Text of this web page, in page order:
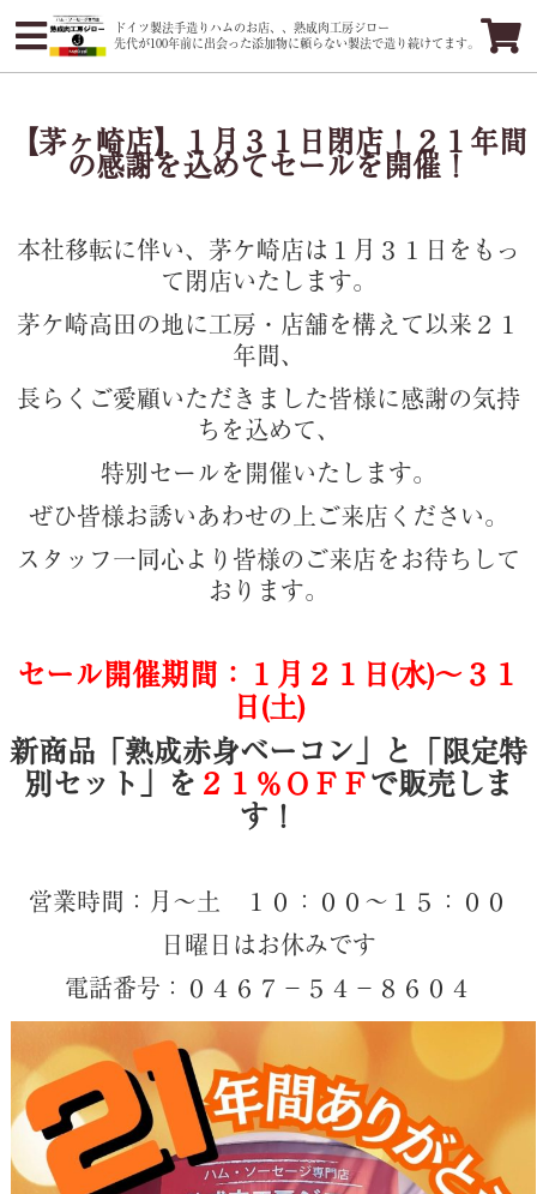
ドイツ製法手造りハムのお店、、熟成肉工房ジロー
先代が100年前に出会った添加物に頼らない製法で造り続けてます。
【茅ヶ崎店】１月３１日閉店！２１年間
の感謝を込めてセールを開催！
本社移転に伴い、茅ケ崎店は１月３１日をもっ
て閉店いたします。
茅ケ崎高田の地に工房・店舗を構えて以来２１
年間、
長らくご愛顧いただきました皆様に感謝の気持
ちを込めて、
特別セールを開催いたします。
ぜひ皆様お誘いあわせの上ご来店ください。
スタッフ一同心より皆様のご来店をお待ちして
おります。
セール開催期間：１月２１日(水)～３１
日(土)
新商品「熟成赤身ベーコン」と「限定特
別セット」を ２１％ＯＦＦ で販売しま
す！
営業時間：月～土 １０：００～１５：００
日曜日はお休みです
電話番号：０４６７－５４－８６０４